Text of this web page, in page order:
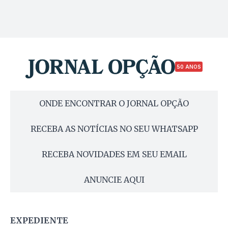
50 ANOS
ONDE ENCONTRAR O JORNAL OPÇÃO
RECEBA AS NOTÍCIAS NO SEU WHATSAPP
RECEBA NOVIDADES EM SEU EMAIL
ANUNCIE AQUI
EXPEDIENTE